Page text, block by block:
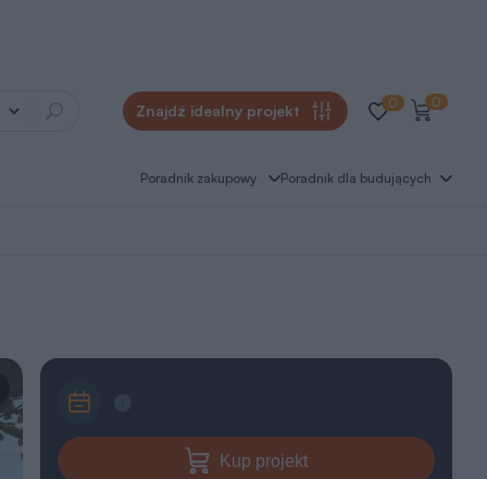
Znajdź idealny projekt 0 0
Poradnik zakupowy Poradnik dla budujących
Kup projekt